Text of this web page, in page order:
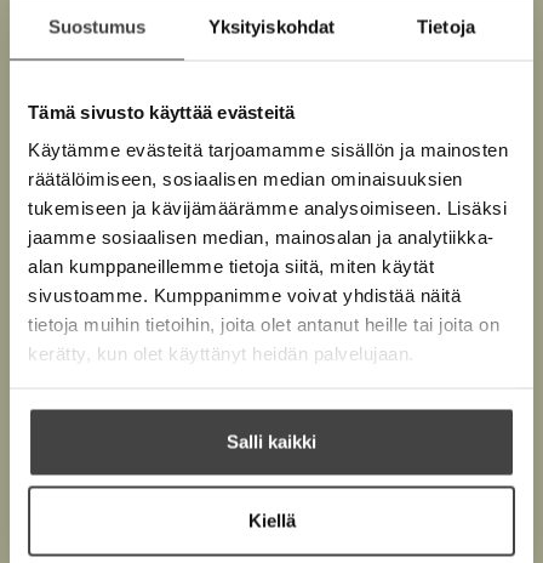
Suostumus Yksityiskohdat Tietoja
Tämä sivusto käyttää evästeitä
Käytämme evästeitä tarjoamamme sisällön ja mainosten
räätälöimiseen, sosiaalisen median ominaisuuksien
tukemiseen ja kävijämäärämme analysoimiseen. Lisäksi
jaamme sosiaalisen median, mainosalan ja analytiikka-
alan kumppaneillemme tietoja siitä, miten käytät
sivustoamme. Kumppanimme voivat yhdistää näitä
tietoja muihin tietoihin, joita olet antanut heille tai joita on
kerätty, kun olet käyttänyt heidän palvelujaan.
Salli kaikki
Kiellä
Kuva: Vuokko Salo
Teokset